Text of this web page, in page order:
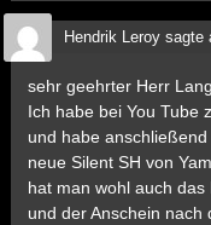
Hendrik Leroysagte
sehr geehrter Herr
Ich habe bei You Tube
und habe
neue Silent SH von
hat man wohl auch
und der Anschein nach